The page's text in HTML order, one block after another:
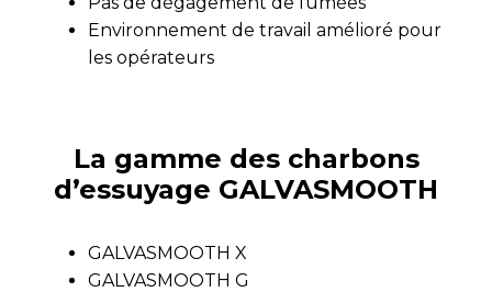
Environnement de travail amélioré pour
les opérateurs
La gamme des charbons
d’essuyage GALVASMOOTH
GALVASMOOTH X
GALVASMOOTH G